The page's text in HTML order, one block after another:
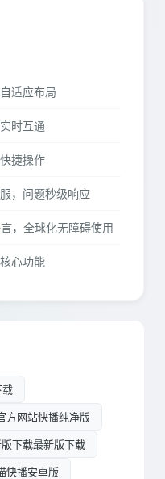
适应布局
时互通
捷操作
，问题秒级响应
，全球化无障碍使用
心功能
载
方网站快播纯净版
下载最新版下载
快播安卓版